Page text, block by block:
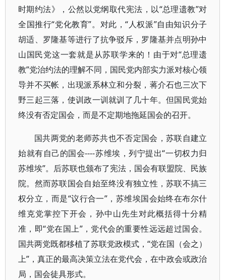
时期约法》，公然以党纲取代宪法，以“总理遗教”对
全国推行“党化教育”。对此，“人权派”自由知识分子
胡适、罗隆基等进行了抗争驳斥，罗隆基并点明孙中
山国民党这一套就是从苏联学来的！由于对“总理遗
教”党治约法的理解不同，国民党内部实力派对核心领
导并不买帐，出现派系林立和分裂，蒋介石也三次下
野三起三落，使训政一训就训了几十年。但国民党始
终没有否定国会，而是不定期地拖延国会的召开。
国共两党的老师苏共也不否定国会，苏联自建立
始就有自己的国会----苏维埃，列宁提出“一切权力归
苏维埃”。后苏联也颁布了宪法，国会有联盟院、民族
院。然而苏联国会自始至终没有独立性，苏联不搞三
权分立，而是“议行合一”，苏维埃国会始终在布尔什
维克党掌控下开会，孙中山先生对此概括得十分精
准，即“党在国上”，党代会的重要性远远超过国会。
国共两党既都移植了苏联党政模式，“党在国（会之）
上”，真正的最高决策立法在党代会，在中政会或政治
局，国会徒具形式。